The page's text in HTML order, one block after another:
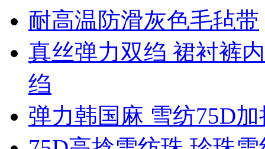
耐高温防滑灰色毛毡带
真丝弹力双绉 裙衬裤
绉
弹力韩国麻 雪纺75D